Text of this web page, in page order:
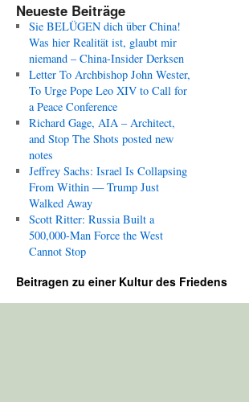
Neueste Beiträge
Sie BELÜGEN dich über China!
Was hier Realität ist, glaubt mir
niemand – China-Insider Derksen
Letter To Archbishop John Wester,
To Urge Pope Leo XIV to Call for
a Peace Conference
Richard Gage, AIA – Architect,
and Stop The Shots posted new
notes
Jeffrey Sachs: Israel Is Collapsing
From Within — Trump Just
Walked Away
Scott Ritter: Russia Built a
500,000-Man Force the West
Cannot Stop
Beitragen zu einer Kultur des Friedens